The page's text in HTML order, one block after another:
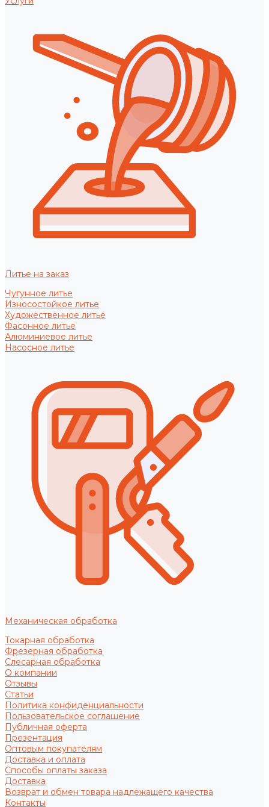
Литье на заказ
Чугунное литье
Износостойкое литье
Художественное литье
Фасонное литье
Алюминиевое литье
Насосное литье
Механическая обработка
Токарная обработка
Фрезерная обработка
Слесарная обработка
О компании
Отзывы
Статьи
Политика конфиденциальности
Пользовательское соглашение
Публичная оферта
Презентация
Оптовым покупателям
Доставка и оплата
Способы оплаты заказа
Доставка
Возврат и обмен товара надлежащего качества
Контакты